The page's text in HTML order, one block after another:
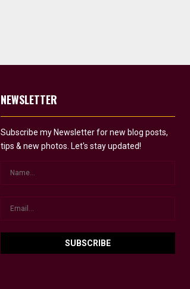
NEWSLETTER
Subscribe my Newsletter for new blog posts,
tips & new photos. Let's stay updated!